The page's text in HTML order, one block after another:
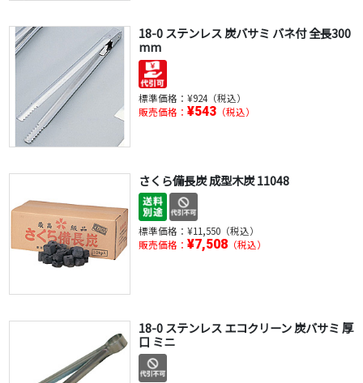
18-0 ステンレス 炭バサミ バネ付 全長300
mm
標準価格： ¥924（税込）
販売価格： ¥543（税込）
さくら備長炭 成型木炭 11048
標準価格： ¥11,550（税込）
販売価格： ¥7,508（税込）
18-0 ステンレス エコクリーン 炭バサミ 厚
口 ミニ